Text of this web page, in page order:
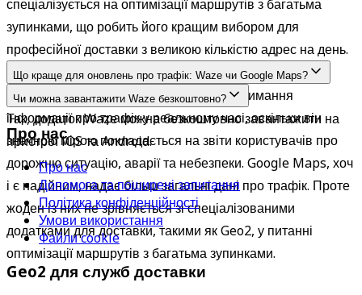
спеціалізується на оптимізації маршрутів з багатьма
зупинками, що робить його кращим вибором для
професійної доставки з великою кількістю адрес на день.
Що краще для оновлень про трафік: Waze чи Google Maps?
Waze часто вважається кращим для отримання
інформації про трафік у реальному часі, оскільки він
значною мірою покладається на звіти користувачів про
дорожню ситуацію, аварії та небезпеки. Google Maps, хоч
і є надійним, надає більш загальні дані про трафік. Проте
жоден із них не зрівняється зі спеціалізованими
додатками для доставки, такими як Geo2, у питанні
оптимізації маршрутів з багатьма зупинками.
Чи можна завантажити Waze безкоштовно?
Так, додаток Waze можна безкоштовно завантажити на
пристрої iOS та Android.
Про нас
Про нас
Допомога та поширені запитання
Політика конфіденційності
Умови використання
Файли cookie
Geo2 для служб доставки